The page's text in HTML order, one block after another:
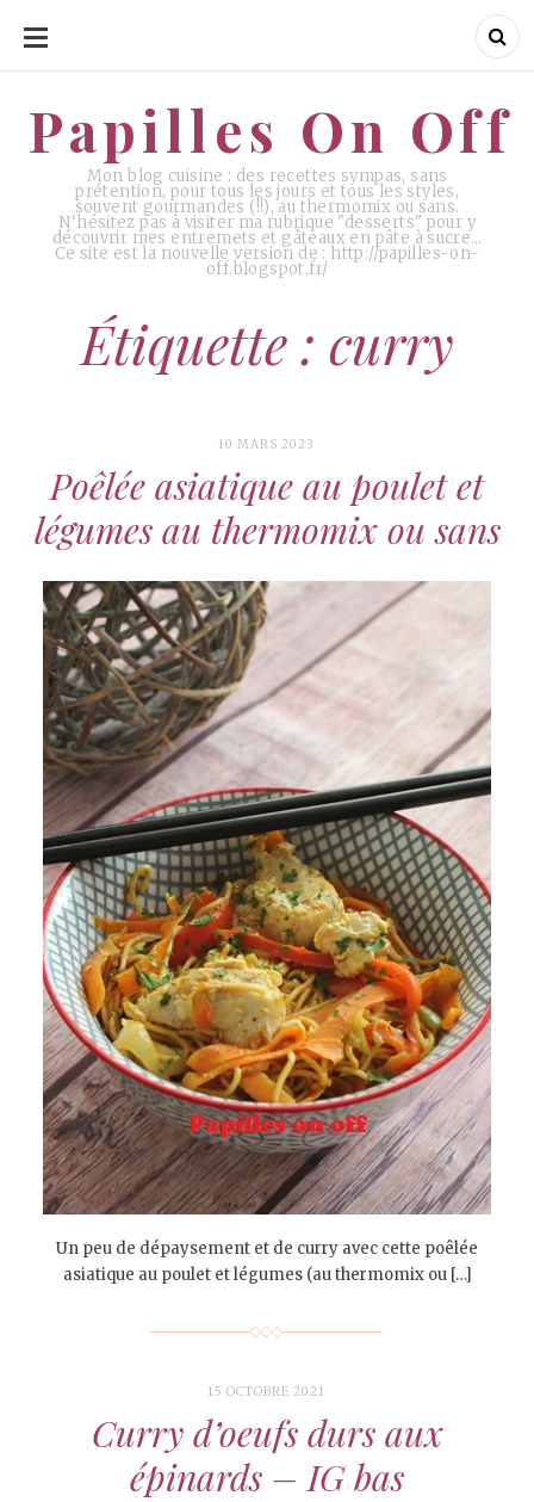
ALLER
CONTENU
Papilles On Off
Mon blog cuisine : des recettes sympas, sans
prétention, pour tous les jours et tous les styles,
souvent gourmandes (!!), au thermomix ou sans.
N'hésitez pas à visiter ma rubrique "desserts" pour y
découvrir mes entremets et gâteaux en pâte à sucre…
Ce site est la nouvelle version de : http://papilles-on-
off.blogspot.fr/
Papilles On Off
Étiquette : curry
10 MARS 2023
Poêlée asiatique au poulet et
légumes au thermomix ou sans
Un peu de dépaysement et de curry avec cette poêlée
asiatique au poulet et légumes (au thermomix ou […]
15 OCTOBRE 2021
Curry d’oeufs durs aux
épinards – IG bas